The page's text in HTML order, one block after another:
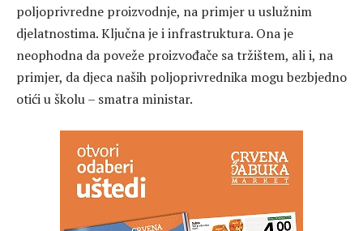
poljoprivredne proizvodnje, na primjer u uslužnim
djelatnostima. Ključna je i infrastruktura. Ona je
neophodna da poveže proizvođače sa tržištem, ali i, na
primjer, da djeca naših poljoprivrednika mogu bezbjedno
otići u školu – smatra ministar.